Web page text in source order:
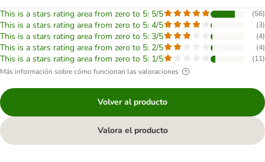
This is a stars rating area from zero to 5: 5/5 (56)
This is a stars rating area from zero to 5: 4/5 (3)
This is a stars rating area from zero to 5: 3/5 (4)
This is a stars rating area from zero to 5: 2/5 (4)
This is a stars rating area from zero to 5: 1/5 (11)
Más información sobre cómo funcionan las valoraciones
Volver al producto
Valora el producto